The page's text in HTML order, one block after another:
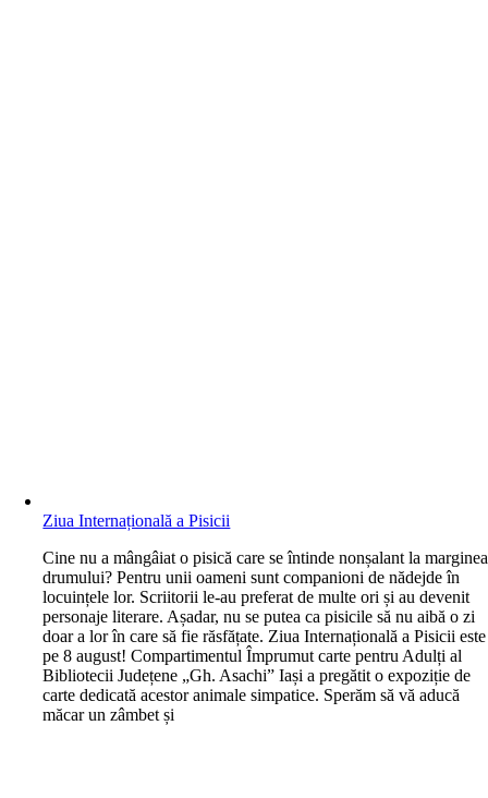
Ziua Internațională a Pisicii
Cine nu a mângâiat o pisică care se întinde nonșalant la marginea
drumului? Pentru unii oameni sunt companioni de nădejde în
locuințele lor. Scriitorii le-au preferat de multe ori și au devenit
personaje literare. Așadar, nu se putea ca pisicile să nu aibă o zi
doar a lor în care să fie răsfățate. Ziua Internațională a Pisicii este
pe 8 august! Compartimentul Împrumut carte pentru Adulți al
Bibliotecii Județene „Gh. Asachi” Iași a pregătit o expoziție de
carte dedicată acestor animale simpatice. Sperăm să vă aducă
măcar un zâmbet și